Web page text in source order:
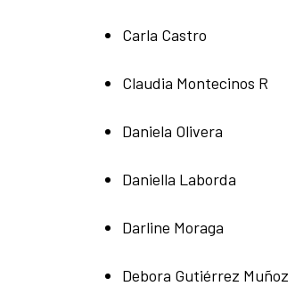
Carla Castro
Claudia Montecinos R
Daniela Olivera
Daniella Laborda
Darline Moraga
Debora Gutiérrez Muñoz